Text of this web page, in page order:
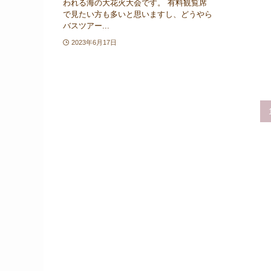
われる海の大花火大会です。 有料観覧席
で見たい方も多いと思いますし、どうやら
バスツアー...
2023年6月17日
1